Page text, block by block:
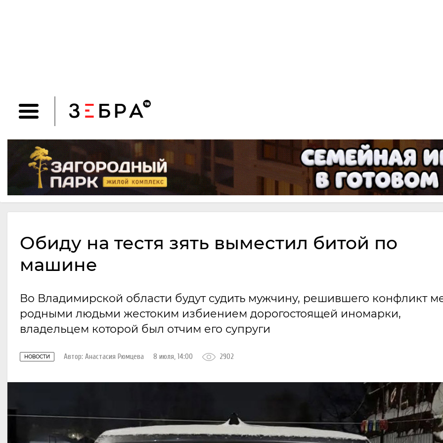
Обиду на тестя зять выместил битой по
машине
Во Владимирской области будут судить мужчину, решившего конфликт
родными людьми жестоким избиением дорогостоящей иномарки,
владельцем которой был отчим его супруги
НОВОСТИ Автор: Анастасия Рюмцева 8 июля, 14:00 2902